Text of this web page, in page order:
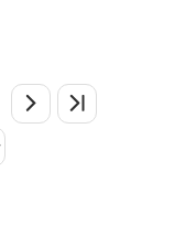
巾30*30cm 18-2